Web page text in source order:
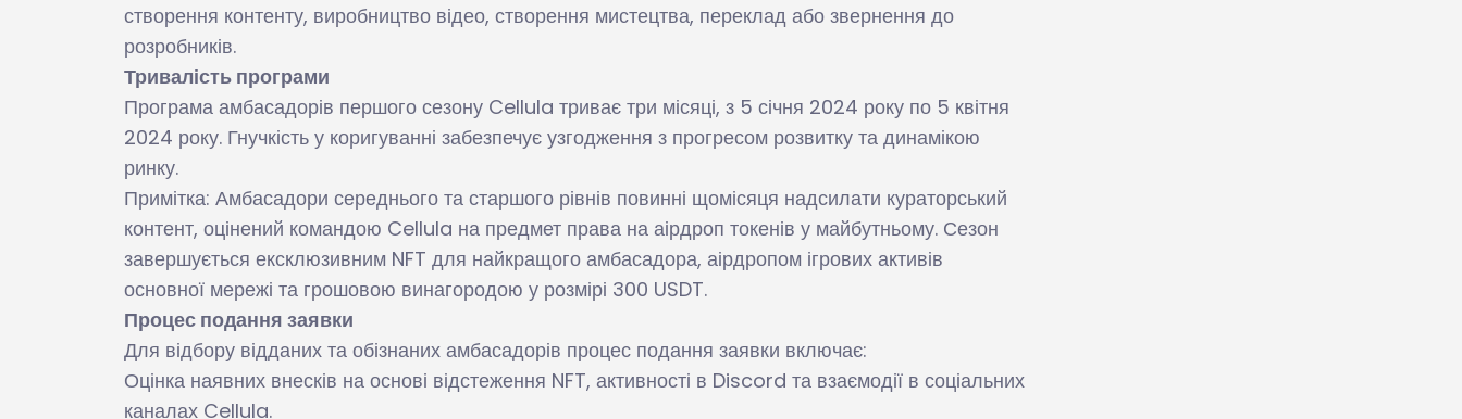
створення контенту, виробництво відео, створення мистецтва, переклад або звернення до
розробників.
Тривалість програми
Програма амбасадорів першого сезону Cellula триває три місяці, з 5 січня 2024 року по 5 квітня
2024 року. Гнучкість у коригуванні забезпечує узгодження з прогресом розвитку та динамікою
ринку.
Примітка: Амбасадори середнього та старшого рівнів повинні щомісяця надсилати кураторський
контент, оцінений командою Cellula на предмет права на аірдроп токенів у майбутньому. Сезон
завершується ексклюзивним NFT для найкращого амбасадора, аірдропом ігрових активів
основної мережі та грошовою винагородою у розмірі 300 USDT.
Процес подання заявки
Для відбору відданих та обізнаних амбасадорів процес подання заявки включає:
Оцінка наявних внесків на основі відстеження NFT, активності в Discord та взаємодії в соціальних
каналах Cellula.